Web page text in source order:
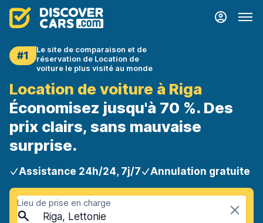
#1
Le site de comparaison et de
réservation de Location de
voiture le plus visité au monde
Location de voiture à Riga
Économisez jusqu'à 70 %. Des
prix clairs, sans mauvaise
surprise.
Assistance 24h/24, 7j/7 Annulation gratuite
Lieu de prise en charge
Riga, Lettonie